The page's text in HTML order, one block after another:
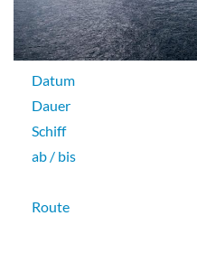
Datum
Dauer
Schiff
ab / bis
Route